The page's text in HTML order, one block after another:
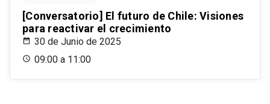
[Conversatorio] El futuro de Chile: Visiones
para reactivar el crecimiento
30 de Junio de 2025
09:00 a 11:00